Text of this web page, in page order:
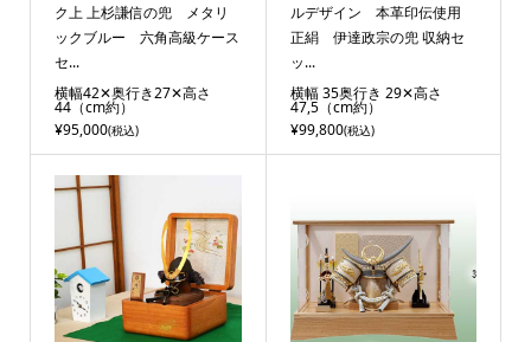
ク上 上杉謙信の兜 メタリ
ックブルー 六角高級ケース
セ...
横幅42✕奥行き27✕高さ
44（cm約）
¥95,000(税込)
ルデザイン 本革印伝使用
正絹 伊達政宗の兜 収納セ
ッ...
横幅 35奥行き 29✕高さ
47,5（cm約）
¥99,800(税込)